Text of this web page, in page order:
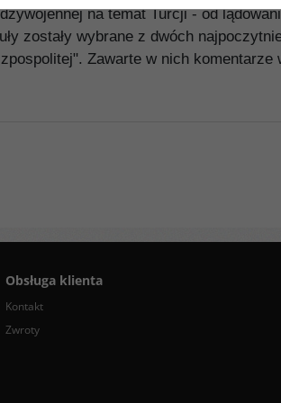
na temat Turcji - od
zostały wybrane z dwóch
Zawarte w nich
Obsługa klienta
Kontakt
Zwroty